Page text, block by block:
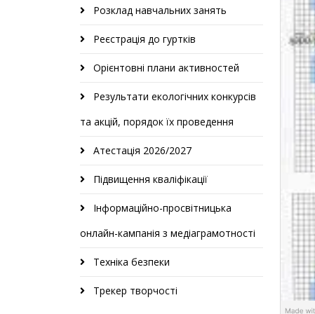
Розклад навчальних занять
Реєстрація до гуртків
Орієнтовні плани активностей
Результати екологічних конкурсів
та акцій, порядок їх проведення
Атестація 2026/2027
Підвищення кваліфікації
Інформаційно-просвітницька
онлайн-кампанія з медіаграмотності
Техніка безпеки
Трекер творчості